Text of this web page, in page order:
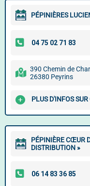
PÉPINIÈRES
390 Chemin de
26380 Peyrins
PLUS D'INFOS
PÉPINIÈRE CŒUR
DISTRIBUTION »